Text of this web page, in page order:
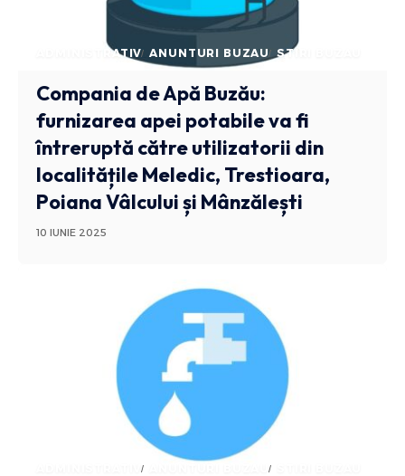
ADMINISTRATIV ANUNTURI BUZAU STIRI BUZAU
Compania de Apă Buzău:
furnizarea apei potabile va fi
întreruptă către utilizatorii din
localitățile Meledic, Trestioara,
Poiana Vâlcului și Mânzălești
10 IUNIE 2025
ADMINISTRATIV ANUNTURI BUZAU